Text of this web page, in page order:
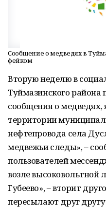
Сообщение о медведях в
фейком
Вторую неделю в
Туймазинского
сообщения о
территории
нефтепровода села
медвежьи следы», –
пользователей
возле высоковольтной
Губеево», – вторит
пересылают друг